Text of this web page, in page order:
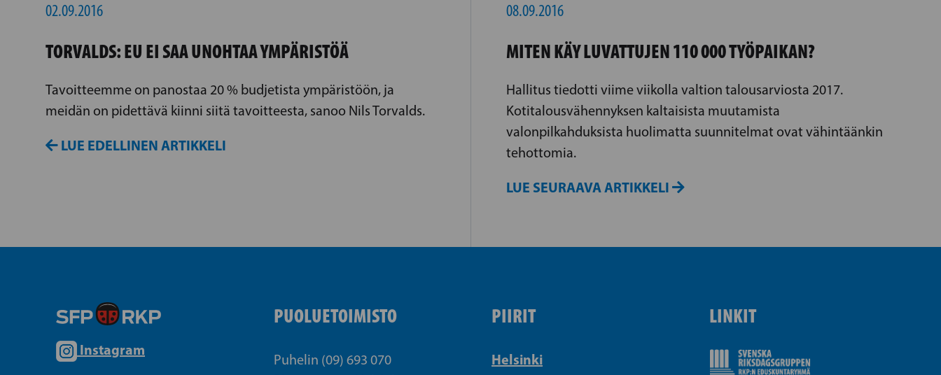
02.09.2016
TORVALDS: EU EI SAA UNOHTAA YMPÄRISTÖÄ
Tavoitteemme on panostaa 20 % budjetista ympäristöön, ja
meidän on pidettävä kiinni siitä tavoitteesta, sanoo Nils Torvalds.
LUE EDELLINEN ARTIKKELI
08.09.2016
MITEN KÄY LUVATTUJEN 110 000 TYÖPAIKAN?
Hallitus tiedotti viime viikolla valtion talousarviosta 2017.
Kotitalousvähennyksen kaltaisista muutamista
valonpilkahduksista huolimatta suunnitelmat ovat vähintäänkin
tehottomia.
LUE SEURAAVA ARTIKKELI
Instagram
PUOLUETOIMISTO
Puhelin (09) 693 070
PIIRIT
Helsinki
LINKIT